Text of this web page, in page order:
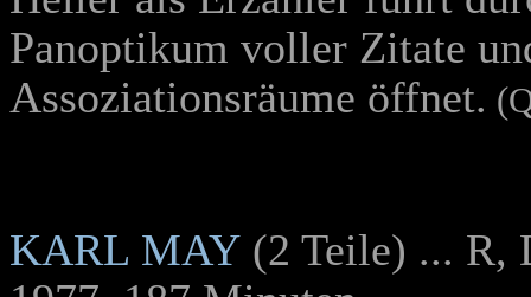
Panoptikum voller Zitate
Assoziationsräume öffnet.
KARL MAY (2 Teile) ... R,